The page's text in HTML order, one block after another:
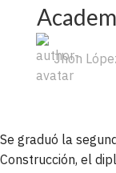
Jhon
Se graduó la
Construcción, el